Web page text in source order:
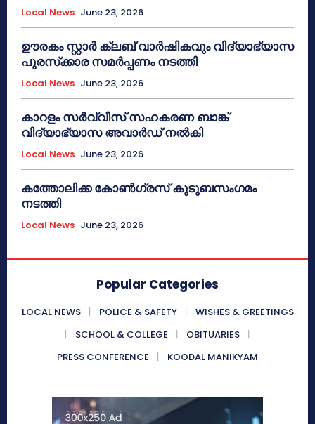
Local News June 23, 2026
ഊരകം സ്റ്റാർ ക്ലബ് വാർഷികവും വിദ്യാഭ്യാസ
പുരസ്‌ക്കാര സമർപ്പണം നടത്തി
Local News June 23, 2026
കാറളം സർവ്വീസ് സഹകരണ ബാങ്ക്
വിദ്യാഭ്യാസ അവാർഡ് നൽകി
Local News June 23, 2026
കത്തോലിക്ക കോൺഗ്രസ് കുടുബസംഗമം
നടത്തി
Local News June 23, 2026
Popular Categories
LOCAL NEWS POLICE & SAFETY
WISHES & GREETINGS
SCHOOL & COLLEGE
OBITUARIES
PRESS CONFERENCE
KOODAL MANIKYAM